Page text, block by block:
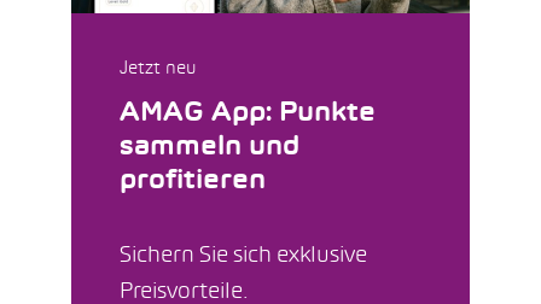
Jetzt neu
AMAG App: Punkte
sammeln und
profitieren
Sichern Sie sich exklusive
Preisvorteile.